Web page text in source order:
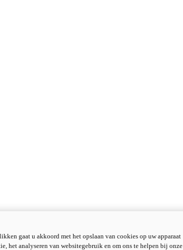
gaat u akkoord met het opslaan van cookies op uw apparaat
het analyseren van websitegebruik en om ons te helpen bij onze